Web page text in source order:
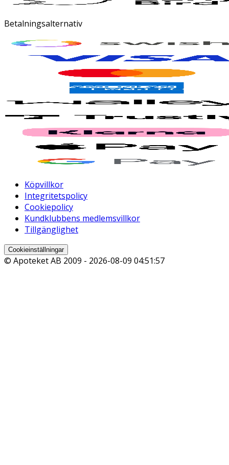
Betalningsalternativ
Köpvillkor
Integritetspolicy
Cookiepolicy
Kundklubbens medlemsvillkor
Tillgänglighet
Cookieinställningar
© Apoteket AB 2009 - 2026-08-09 04:51:57